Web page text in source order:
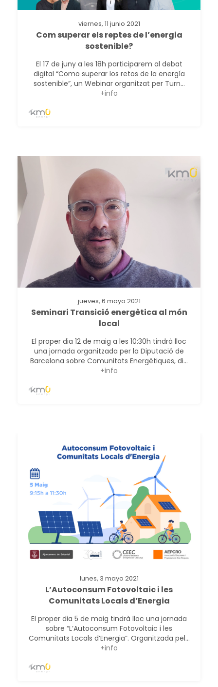
viernes, 11 junio 2021
Com superar els reptes de l’energia
sostenible?
El 17 de juny a les 18h participarem al debat
digital “Como superar los retos de la energía
sostenible”, un Webinar organitzat per Turn...
+info
jueves, 6 mayo 2021
Seminari Transició energètica al món
local
El proper dia 12 de maig a les 10:30h tindrà lloc
una jornada organitzada per la Diputació de
Barcelona sobre Comunitats Energètiques, di...
+info
lunes, 3 mayo 2021
L’Autoconsum Fotovoltaic i les
Comunitats Locals d’Energia
El proper dia 5 de maig tindrà lloc una jornada
sobre “L’Autoconsum Fotovoltaic i les
Comunitats Locals d’Energia”. Organitzada pel...
+info